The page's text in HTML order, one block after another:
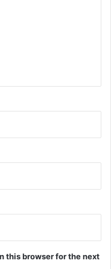
this browser for the next